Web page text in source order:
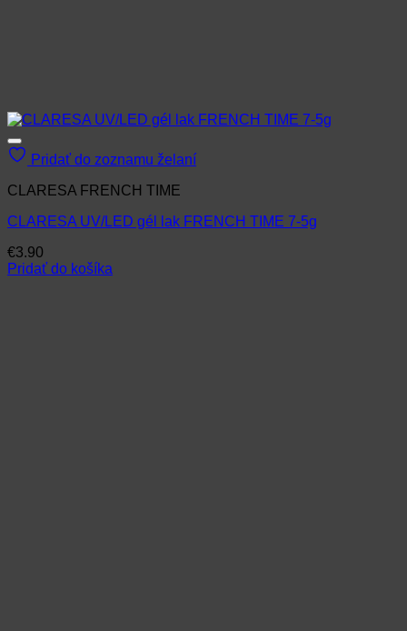
Pridať do zoznamu želaní
CLARESA FRENCH TIME
CLARESA UV/LED gél lak FRENCH TIME 7-5g
€3.90
Pridať do košíka